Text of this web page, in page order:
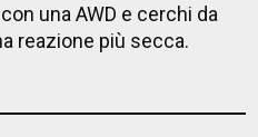
una AWD e cerchi da
reazione più secca.